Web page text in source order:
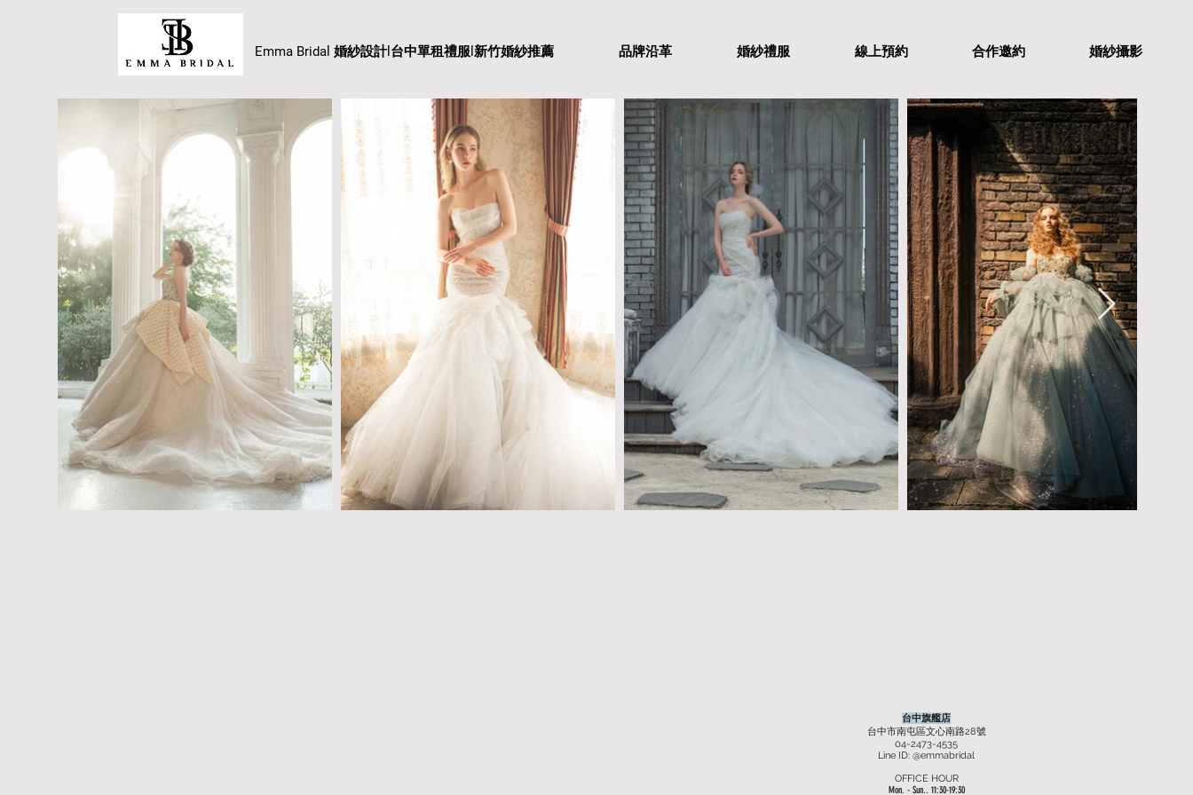
Emma Bridal 婚紗設計l台中單租禮服l新竹婚紗推薦 品牌沿革 婚紗禮服 線上預約 合作邀約 婚紗攝影
台中旗艦店
台中市南屯區文心南路28號
04-2473-4535
Line ID: @emmabridal
OFFICE HOUR
Mon. - Sun.. 11:30-19:30